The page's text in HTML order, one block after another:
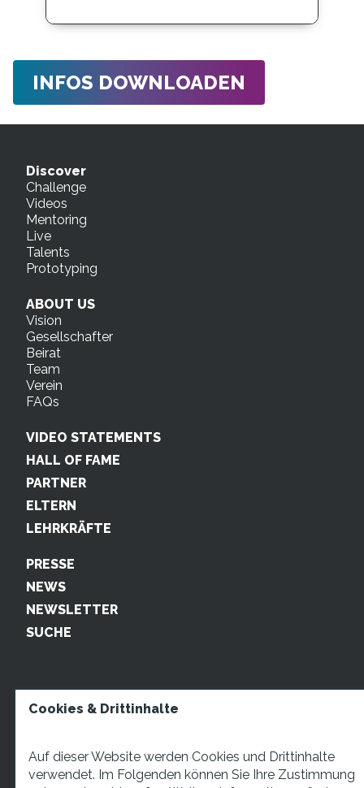
INFOS DOWNLOADEN
Discover
Challenge
Videos
Mentoring
Live
Talents
Prototyping
ABOUT US
Vision
Gesellschafter
Beirat
Team
Verein
FAQs
VIDEO STATEMENTS
HALL OF FAME
PARTNER
ELTERN
LEHRKRÄFTE
PRESSE
NEWS
NEWSLETTER
SUCHE
Cookies & Drittinhalte
Auf dieser Website werden Cookies und Drittinhalte
verwendet. Im Folgenden können Sie Ihre Zustimmung